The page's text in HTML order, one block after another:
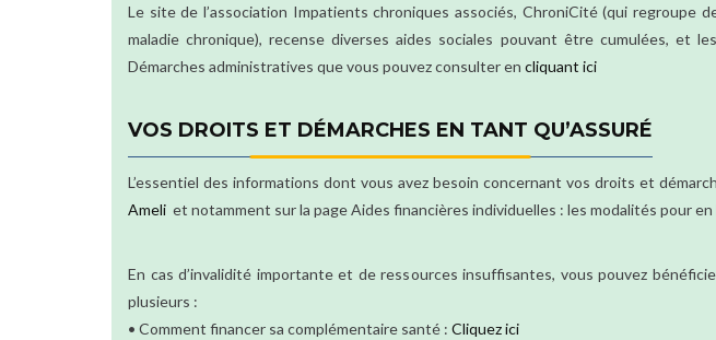
Le site de l’association Impatients chroniques associés, ChroniCité (qui regroupe
maladie chronique), recense diverses aides sociales pouvant être cumulées, et
Démarches administratives que vous pouvez consulter en cliquant ici
VOS DROITS ET DÉMARCHES EN TANT QU’ASSURÉ
L’essentiel des informations dont vous avez besoin concernant vos droits et
Ameli et notamment sur la page Aides financières individuelles : les modalités pour
En cas d’invalidité importante et de ressources insuffisantes, vous pouvez
plusieurs :
• Comment financer sa complémentaire santé : Cliquez ici